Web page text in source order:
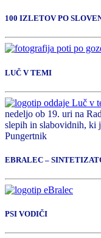
100 IZLETOV PO
LUČ V TEMI
nedeljo ob 19. uri na
slepih in slabovidnih, ki
Pungertnik
EBRALEC –
PSI VODIČI